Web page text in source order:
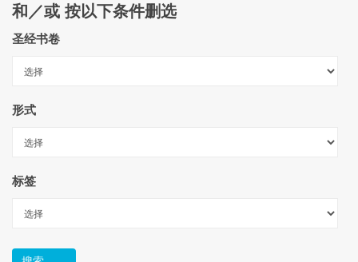
和／或 按以下条件删选
圣经书卷
形式
标签